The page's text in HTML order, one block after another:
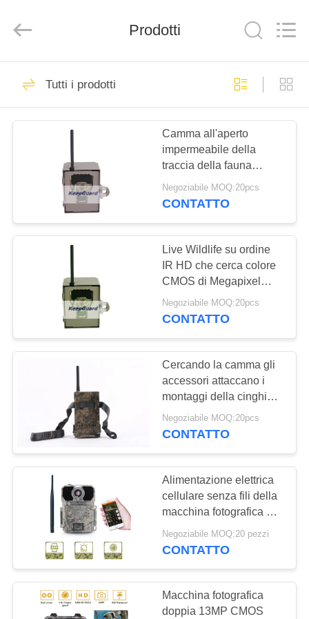
CASA.
PRODOTTI
DI
FABBRICA
CONTROLLO
QUALITÀ
CONTATTACI
NOTIZIE
CHIEDI
UN
PREVENTIVO
ASIA
Macchine
fotografiche di
caccia di HD
196
Macchina
fotografica cercante
infrarossa
76
Macchina
fotografica della
fauna selvatica di
Digital
36
macchina
fotografica della
traccia 4G
64
Prodotti
Tutti i prodotti
Camma all'aperto
impermeabile della
traccia della fauna
selvatica della macchina
fotografica del sensore
Negoziabile MOQ:20pcs
CONTATTO
Live Wildlife su ordine
IR HD che cerca colore
CMOS di Megapixel
delle macchine
fotografiche 5
Negoziabile MOQ:20pcs
CONTATTO
Cercando la camma gli
accessori attaccano i
montaggi della cinghia
della macchina
fotografica della traccia
Negoziabile MOQ:20pcs
CONTATTO
Alimentazione elettrica
cellulare senza fili della
macchina fotografica 9v
del gioco 4G di
Keepguard KG895APP
Negoziabile MOQ:20 pezzi
CONTATTO
Macchina fotografica
doppia 13MP CMOS